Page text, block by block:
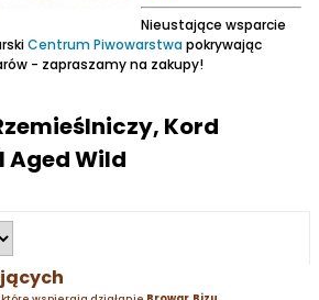
Nieustające wsparcie
Centrum Piwowarstwapokrywając
- zapraszamy na zakupy!
Kord
Aged Wild